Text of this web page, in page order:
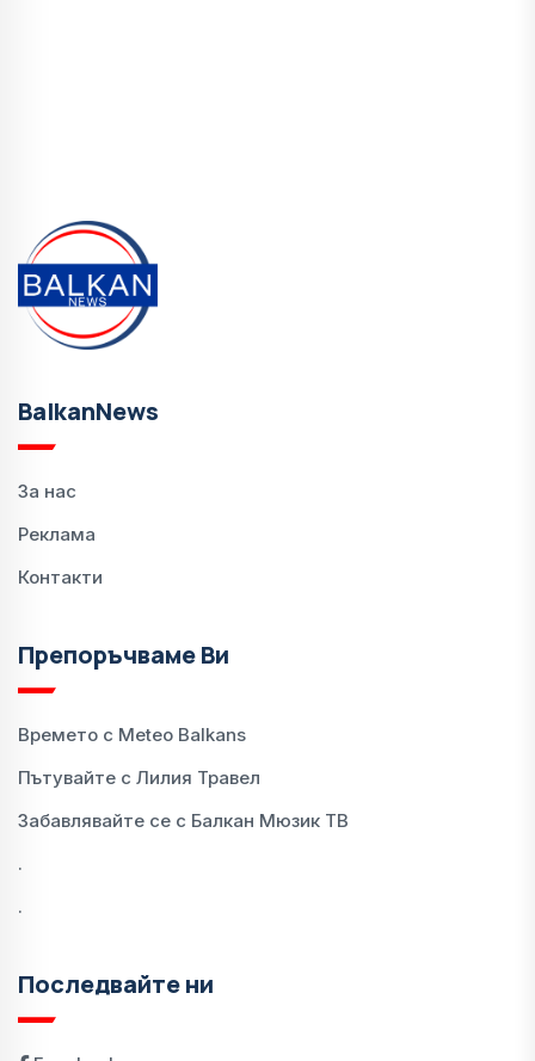
BalkanNews
За нас
Реклама
Контакти
Препоръчваме Ви
Времето с Meteo Balkans
Пътувайте с Лилия Травел
Забавлявайте се с Балкан Мюзик ТВ
.
.
Последвайте ни